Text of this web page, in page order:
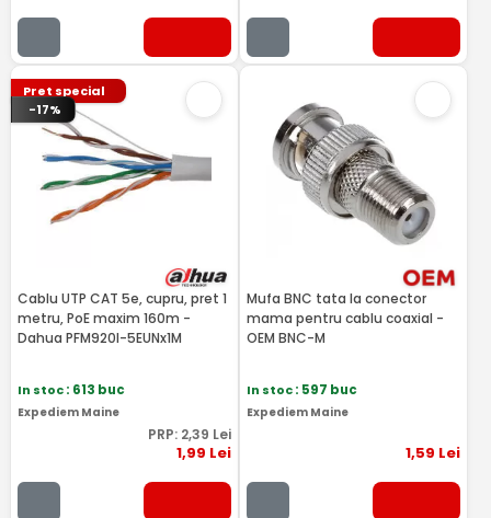
Pret special
-17%
Cablu UTP CAT 5e, cupru, pret 1
metru, PoE maxim 160m -
Dahua PFM920I-5EUNx1M
In stoc: 613 buc
Expediem Maine
PRP: 2,39 Lei
1,99 Lei
Mufa BNC tata la conector
mama pentru cablu coaxial -
OEM BNC-M
In stoc: 597 buc
Expediem Maine
1,59 Lei